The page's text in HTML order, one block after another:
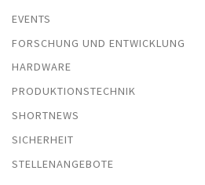
EVENTS
FORSCHUNG UND ENTWICKLUNG
HARDWARE
PRODUKTIONSTECHNIK
SHORTNEWS
SICHERHEIT
STELLENANGEBOTE